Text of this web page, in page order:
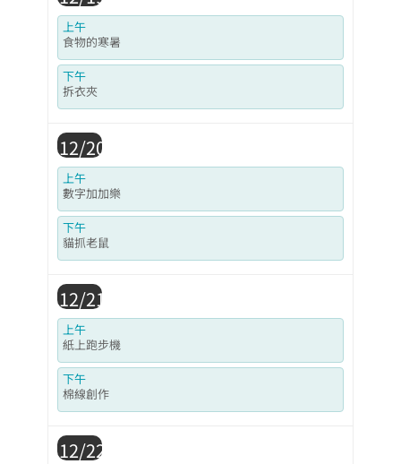
上午
食物的寒暑
下午
拆衣夾
12/20
上午
數字加加樂
下午
貓抓老鼠
12/21
上午
紙上跑步機
下午
棉線創作
12/22